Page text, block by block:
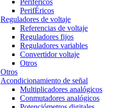
Periféricos
PerifÉricos
Reguladores de voltaje
Referencias de voltaje
Reguladores fijos
Reguladores variables
Convertidor voltaje
Otros
Otros
Acondicionamiento de señal
Multiplicadores analógicos
Conmutadores analógicos